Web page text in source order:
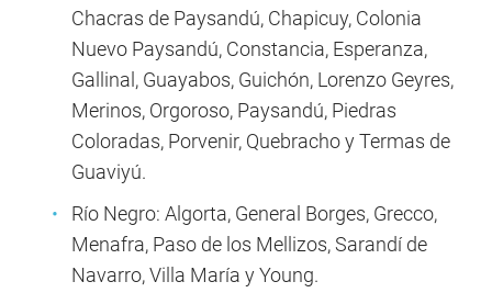
Chacras de Paysandú, Chapicuy, Colonia
Nuevo Paysandú, Constancia, Esperanza,
Gallinal, Guayabos, Guichón, Lorenzo Geyres,
Merinos, Orgoroso, Paysandú, Piedras
Coloradas, Porvenir, Quebracho y Termas de
Guaviyú.
Río Negro: Algorta, General Borges, Grecco,
Menafra, Paso de los Mellizos, Sarandí de
Navarro, Villa María y Young.